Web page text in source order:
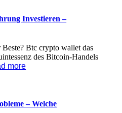
Investieren –
Btc crypto wallet das
des Bitcoin-Handels
more
– Welche